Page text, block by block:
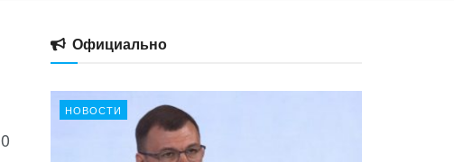
0
Официально
НОВОСТИ